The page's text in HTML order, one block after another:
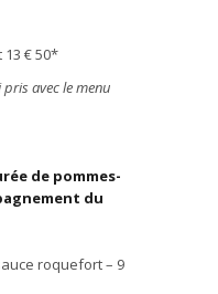
€50*
pris avec le menu
de pommes-
du
roquefort – 9